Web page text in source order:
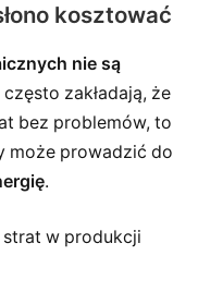
kosztować
nie są
zakładają, że
bez problemów, to
może prowadzić do
.
w produkcji